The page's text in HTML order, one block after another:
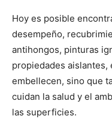
Hoy es posible
desempeño,
antihongos, pinturas
propiedades
embellecen, sino que
cuidan la salud y el
las superficies.